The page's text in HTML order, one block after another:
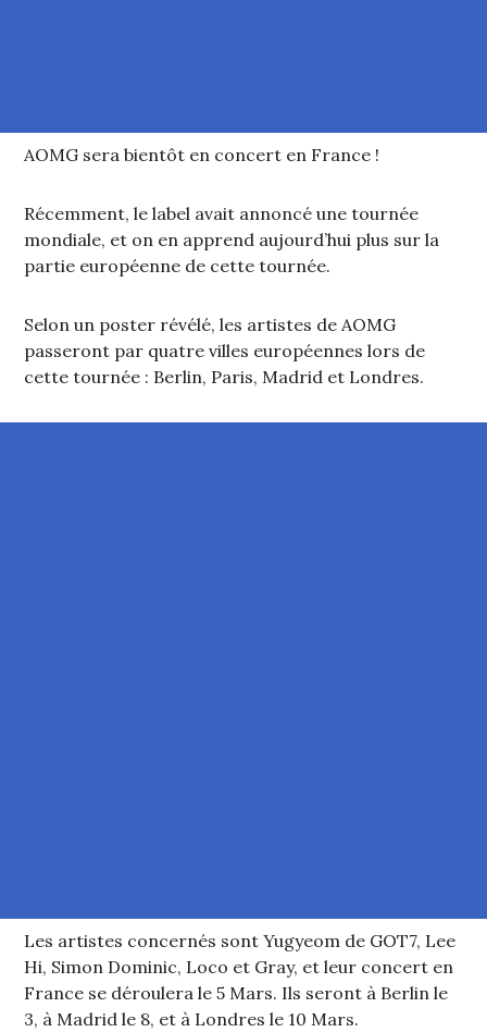
AOMG sera bientôt en concert en France !
Récemment, le label avait annoncé une tournée
mondiale, et on en apprend aujourd’hui plus sur la
partie européenne de cette tournée.
Selon un poster révélé, les artistes de AOMG
passeront par quatre villes européennes lors de
cette tournée : Berlin, Paris, Madrid et Londres.
Les artistes concernés sont Yugyeom de GOT7, Lee
Hi, Simon Dominic, Loco et Gray, et leur concert en
France se déroulera le 5 Mars. Ils seront à Berlin le
3, à Madrid le 8, et à Londres le 10 Mars.